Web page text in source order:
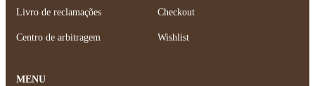
Livro de reclamações
Centro de arbitragem
Checkout
Wishlist
MENU